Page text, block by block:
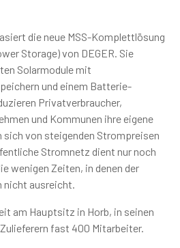
die neue MSS-Komplettlösung
Storage) von DEGER. Sie
Solarmodule mit
und einem Batterie-
Privatverbraucher,
und Kommunen ihre eigene
sich von steigenden Strompreisen
Stromnetz dient nur noch
wenigen Zeiten, in denen der
nicht ausreicht.
am Hauptsitz in Horb, in seinen
fast 400 Mitarbeiter.